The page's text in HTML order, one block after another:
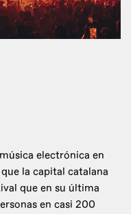
electrónica en
la capital catalana
que en su última
en casi 200